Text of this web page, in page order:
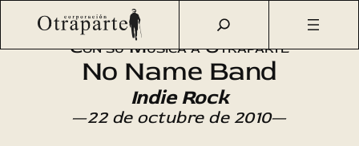
Saltar
Otraparte.org /Agenda Cultural Música Concierto
Con su Música a Otraparte
No Name Band
Indie Rock
—22 de octubre de 2010—